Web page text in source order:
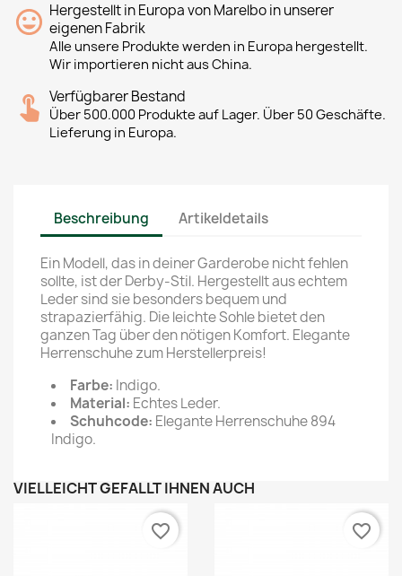
Hergestellt in Europa von Marelbo in unserer
eigenen Fabrik
Alle unsere Produkte werden in Europa hergestellt.
Wir importieren nicht aus China.
Verfügbarer Bestand
Über 500.000 Produkte auf Lager. Über 50 Geschäfte.
Lieferung in Europa.
Beschreibung Artikeldetails
Ein Modell, das in deiner Garderobe nicht fehlen
sollte, ist der Derby-Stil. Hergestellt aus echtem
Leder sind sie besonders bequem und
strapazierfähig. Die leichte Sohle bietet den
ganzen Tag über den nötigen Komfort. Elegante
Herrenschuhe zum Herstellerpreis!
Farbe: Indigo.
Material: Echtes Leder.
Schuhcode: Elegante Herrenschuhe 894
Indigo.
VIELLEICHT GEFÄLLT IHNEN AUCH
favorite_border favorite_border